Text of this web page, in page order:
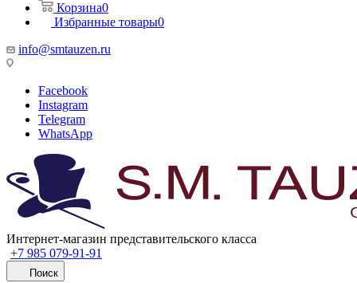
Корзина0
Избранные товары0
info@smtauzen.ru
Facebook
Instagram
Telegram
WhatsApp
Интернет-магазин представительского класса
+7 985 079-91-91
Поиск